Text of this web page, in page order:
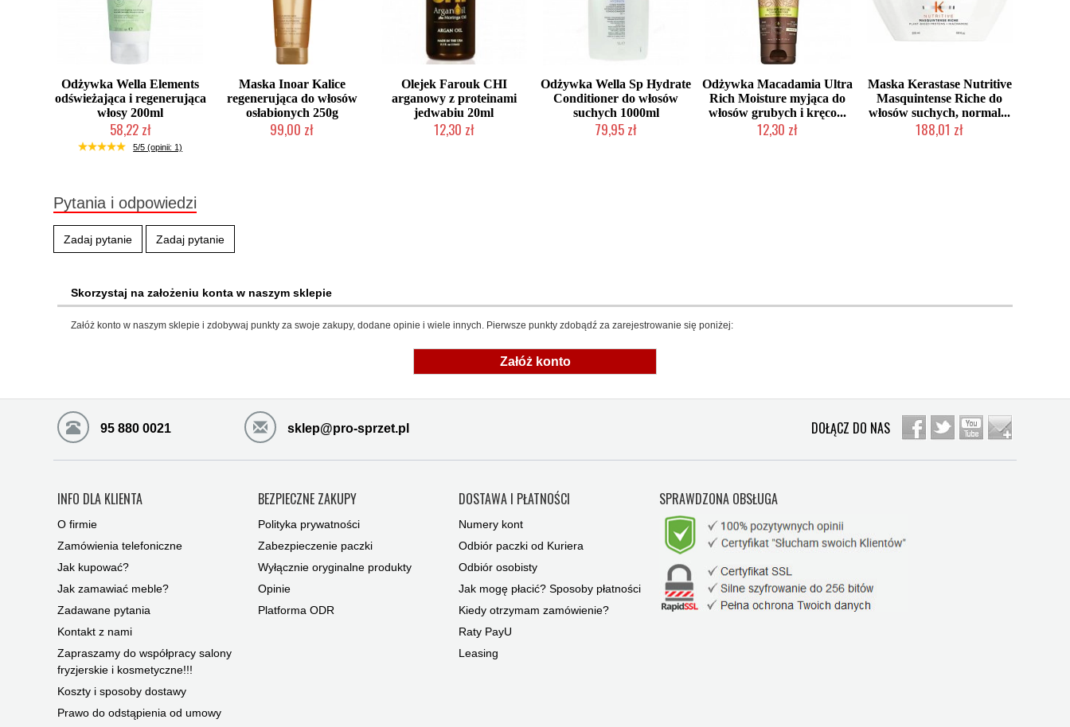
Odżywka Wella Elements
odświeżająca i regenerująca
włosy 200ml
58,22 zł
Chwilowo niedostępny
5/5 (opinii: 1)
Maska Inoar Kalice
regenerująca do włosów
osłabionych 250g
99,00 zł
Olejek Farouk CHI
arganowy z proteinami
jedwabiu 20ml
12,30 zł
Odżywka Wella Sp Hydrate
Conditioner do włosów
suchych 1000ml
79,95 zł
Odżywka Macadamia Ultra
Rich Moisture myjąca do
włosów grubych i kręco...
12,30 zł
Maska Kerastase Nutritive
Masquintense Riche do
włosów suchych, normal...
188,01 zł
Pytania i odpowiedzi
Zadaj pytanie Zadaj pytanie
Skorzystaj na założeniu konta w naszym sklepie
Załóż konto w naszym sklepie i zdobywaj punkty za swoje zakupy, dodane opinie i wiele innych. Pierwsze punkty zdobądź za zarejestrowanie się poniżej:
Załóż konto
95 880 0021 sklep@pro-sprzet.pl DOŁĄCZ DO NAS
INFO DLA KLIENTA
O firmie
Zamówienia telefoniczne
Jak kupować?
Jak zamawiać meble?
Zadawane pytania
Kontakt z nami
Zapraszamy do współpracy salony
fryzjerskie i kosmetyczne!!!
Koszty i sposoby dostawy
Prawo do odstąpienia od umowy
BEZPIECZNE ZAKUPY
Polityka prywatności
Zabezpieczenie paczki
Wyłącznie oryginalne produkty
Opinie
Platforma ODR
DOSTAWA I PŁATNOŚCI
Numery kont
Odbiór paczki od Kuriera
Odbiór osobisty
Jak mogę płacić? Sposoby płatności
Kiedy otrzymam zamówienie?
Raty PayU
Leasing
SPRAWDZONA OBSŁUGA